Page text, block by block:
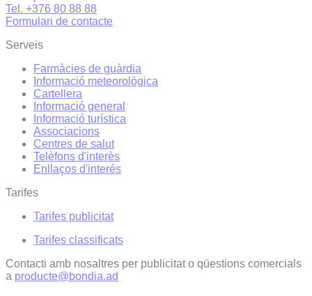
Tel. +376 80 88 88
Formulari de contacte
Serveis
Farmàcies de guàrdia
Informació meteorològica
Cartellera
Informació general
Informació turística
Associacions
Centres de salut
Telèfons d'interès
Enllaços d'interés
Tarifes
Tarifes publicitat
Tarifes classificats
Contacti amb nosaltres per publicitat o qüestions comercials
a producte@bondia.ad